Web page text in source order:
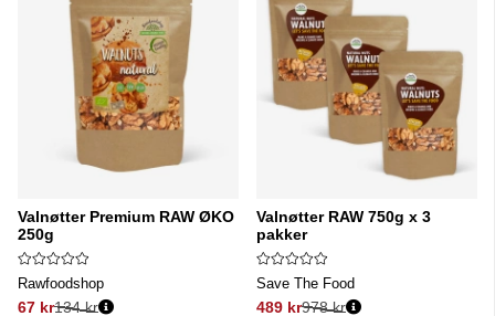
Valnøtter Premium RAW ØKO
250g
Rawfoodshop
67 kr134 kr
Valnøtter RAW 750g x 3
pakker
Save The Food
489 kr978 kr